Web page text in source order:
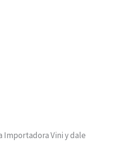
Importadora Vini y dale